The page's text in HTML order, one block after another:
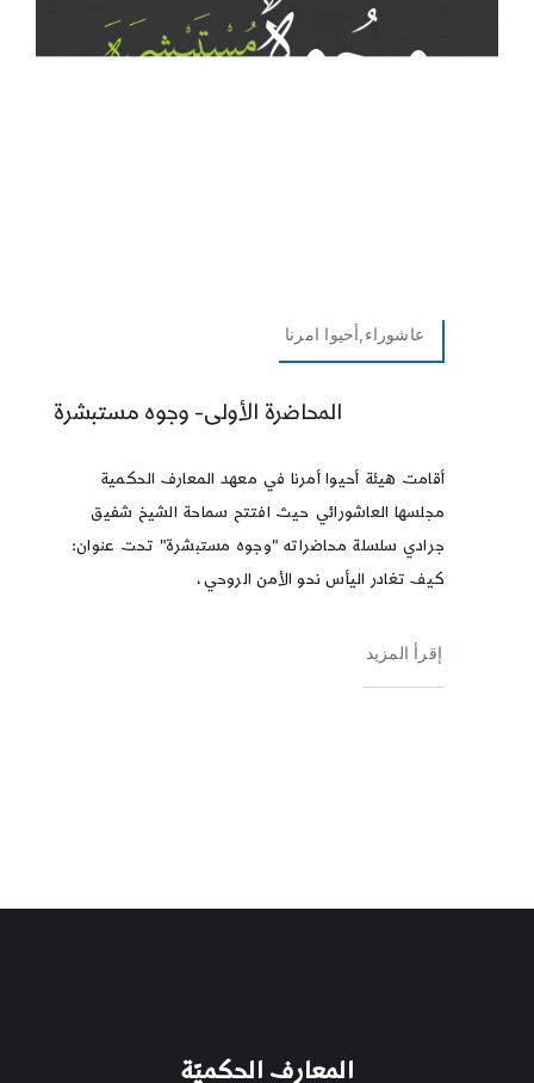
عاشوراء,أحيوا امرنا
المحاضرة الأولى- وجوه مستبشرة
أقامت هيئة أحيوا أمرنا في معهد المعارف الحكمية
مجلسها العاشورائي حيث افتتح سماحة الشيخ شفيق
جرادي سلسلة محاضراته "وجوه مستبشرة" تحت عنوان:
كيف تغادر اليأس نحو الأمن الروحي،
إقرأ المزيد
المعارف الحكميّة